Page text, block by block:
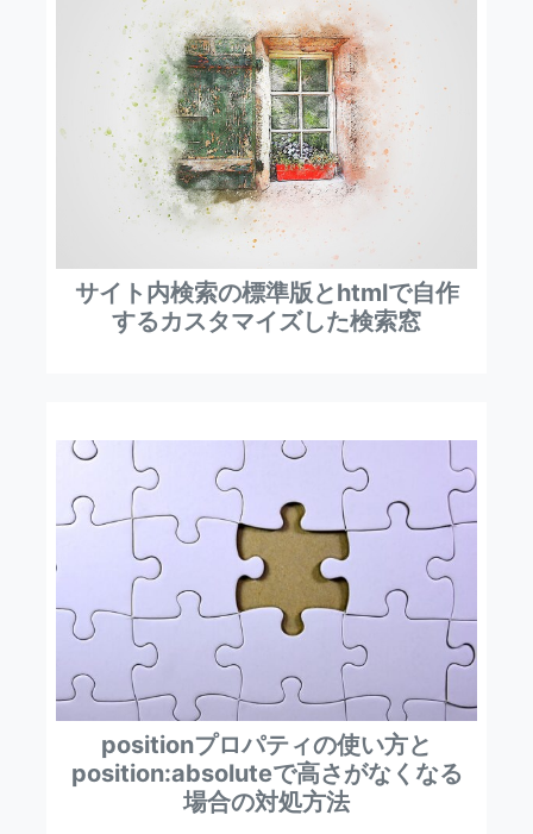
サイト内検索の標準版とhtmlで自作
するカスタマイズした検索窓
positionプロパティの使い方と
position:absoluteで高さがなくなる
場合の対処方法